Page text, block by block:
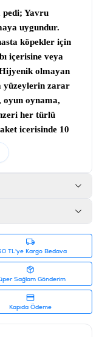
pedi; Yavru
uygundur.
köpekler için
içerisine veya
olmayan
yüzeylerin zarar
oyun oynama,
her türlü
içerisinde 10
ve kaygıyı
karışımdan
TL'ye Kargo Bedava
Sağlam Gönderim
Kapıda Ödeme